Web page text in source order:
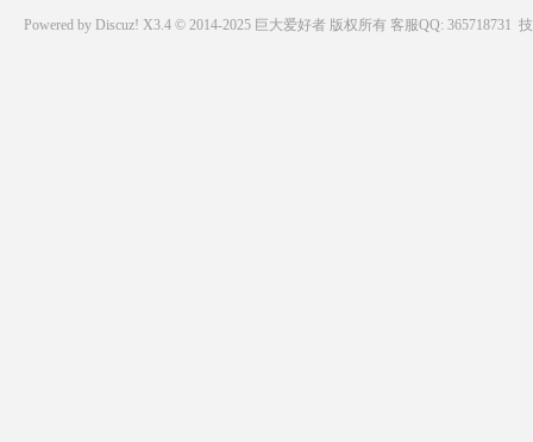
Powered by Discuz! X3.4 © 2014-2025 巨大爱好者版权所有 客服QQ: 365718731